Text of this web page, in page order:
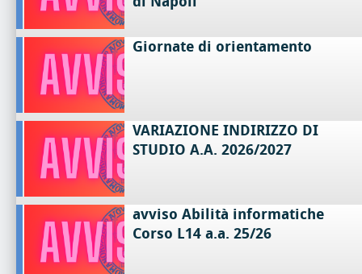
Giornate di orientamento
VARIAZIONE INDIRIZZO DI
STUDIO A.A. 2026/2027
avviso Abilità informatiche
Corso L14 a.a. 25/26